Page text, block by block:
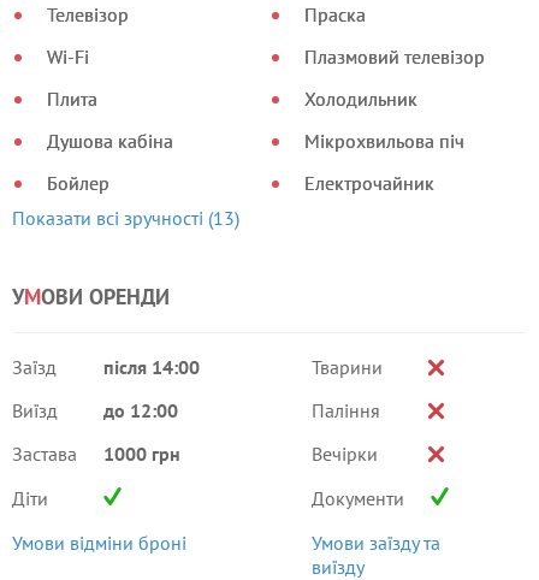
Телевізор
Wi-Fi
Плита
Душова кабіна
Бойлер
Праска
Плазмовий телевізор
Холодильник
Мікрохвильова піч
Електрочайник
Показати всі зручності (13)
УМОВИ ОРЕНДИ
Заїзд
після 14:00
Виїзд
до 12:00
Застава
1000 грн
Діти
Умови відміни броні
Тварини
Паління
Вечірки
Документи
Умови заїзду та
виїзду